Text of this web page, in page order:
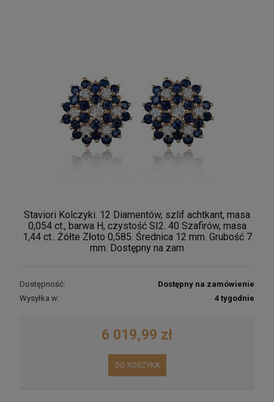
Staviori Kolczyki. 12 Diamentów, szlif achtkant, masa
0,054 ct., barwa H, czystość SI2. 40 Szafirów, masa
1,44 ct.. Żółte Złoto 0,585. Średnica 12 mm. Grubość 7
mm. Dostępny na zam
Dostępność:
Dostępny na zamówienie
Wysyłka w:
4 tygodnie
6 019,99 zł
DO KOSZYKA